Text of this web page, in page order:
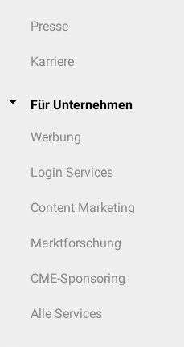
Presse
Karriere
Für Unternehmen
Werbung
Login Services
Content Marketing
Marktforschung
CME-Sponsoring
Alle Services